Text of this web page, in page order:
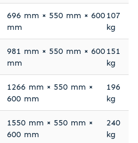
696 mm × 550 mm × 600
mm
107
kg
981 mm × 550 mm × 600
mm
151
kg
1266 mm × 550 mm ×
600 mm
196
kg
1550 mm × 550 mm ×
600 mm
240
kg